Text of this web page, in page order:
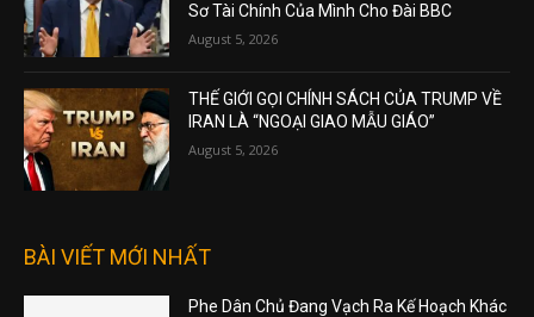
Sơ Tài Chính Của Mình Cho Đài BBC
August 5, 2026
THẾ GIỚI GỌI CHÍNH SÁCH CỦA TRUMP VỀ
IRAN LÀ “NGOẠI GIAO MẪU GIÁO”
August 5, 2026
BÀI VIẾT MỚI NHẤT
Phe Dân Chủ Đang Vạch Ra Kế Hoạch Khác